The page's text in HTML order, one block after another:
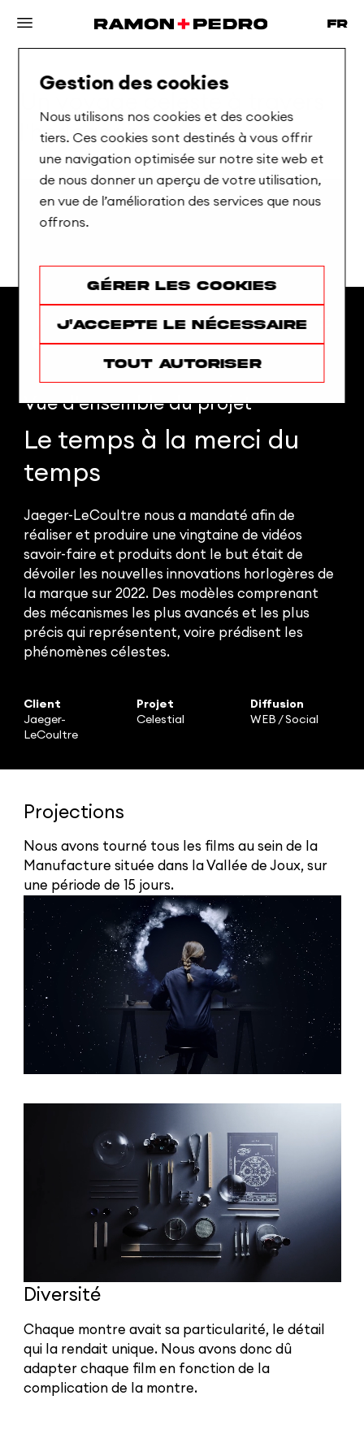
Gestion des cookies
Nous utilisons nos cookies et des cookies
tiers. Ces cookies sont destinés à vous offrir
une navigation optimisée sur notre site web et
de nous donner un aperçu de votre utilisation,
en vue de l’amélioration des services que nous
offrons.
J'accepte le nécessaire
Gérer les cookies
Tout autoriser
l'horlogerie
Vue d'ensembledu projet
Le temps à la merci du
temps
Jaeger-LeCoultre nous a mandaté afin de
réaliser et produire une vingtaine de vidéos
savoir-faire et produits dont le but était de
dévoiler les nouvelles innovations horlogères de
la marque sur 2022. Des modèles comprenant
des mécanismes les plus avancés et les plus
précis qui représentent, voire prédisent les
phénomènes célestes.
Client
Jaeger-
LeCoultre
Projet
Celestial
Diffusion
WEB / Social
Projections
Nous avons tourné tous les films au sein de la
Manufacture située dans la Vallée de Joux, sur
une période de 15 jours.
Diversité
Chaque montre avait sa particularité, le détail
qui la rendait unique. Nous avons donc dû
adapter chaque film en fonction de la
complication de la montre.